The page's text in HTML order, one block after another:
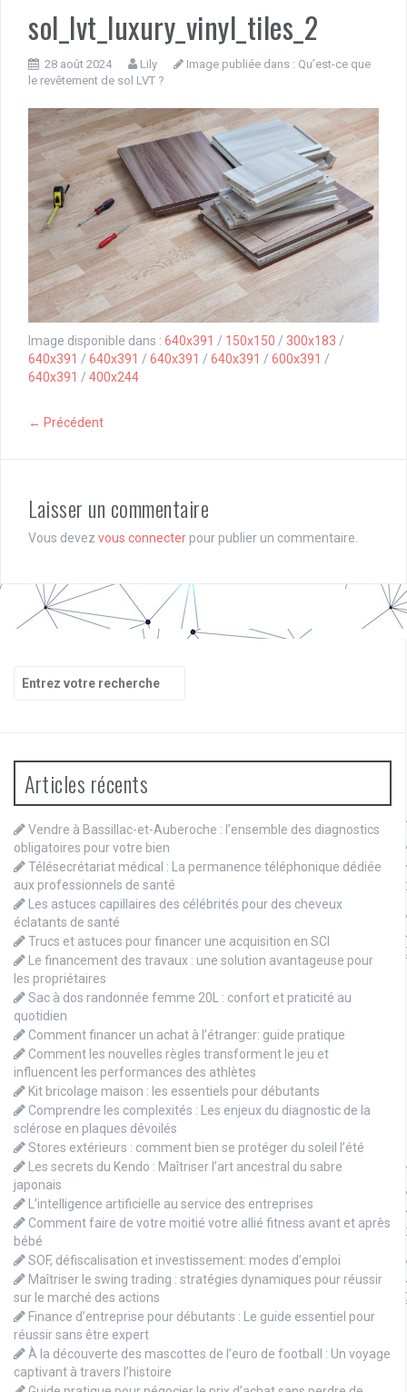
sol_lvt_luxury_vinyl_tiles_2
28 août 2024 Lily Image publiée dans : Qu’est-ce que
le revêtement de sol LVT ?
Image disponible dans : 640x391 / 150x150 / 300x183 /
640x391 / 640x391 / 640x391 / 640x391 / 600x391 /
640x391 / 400x244
← Précédent
Laisser un commentaire
Vous devez vous connecter pour publier un commentaire.
pour
Articles récents
Vendre à Bassillac-et-Auberoche : l’ensemble des diagnostics
obligatoires pour votre bien
Télésecrétariat médical : La permanence téléphonique dédiée
aux professionnels de santé
Les astuces capillaires des célébrités pour des cheveux
éclatants de santé
Trucs et astuces pour financer une acquisition en SCI
Le financement des travaux : une solution avantageuse pour
les propriétaires
Sac à dos randonnée femme 20L : confort et praticité au
quotidien
Comment financer un achat à l’étranger: guide pratique
Comment les nouvelles règles transforment le jeu et
influencent les performances des athlètes
Kit bricolage maison : les essentiels pour débutants
Comprendre les complexités : Les enjeux du diagnostic de la
sclérose en plaques dévoilés
Stores extérieurs : comment bien se protéger du soleil l’été
Les secrets du Kendo : Maîtriser l’art ancestral du sabre
japonais
L’intelligence artificielle au service des entreprises
Comment faire de votre moitié votre allié fitness avant et après
bébé
SOF, défiscalisation et investissement: modes d’emploi
Maîtriser le swing trading : stratégies dynamiques pour réussir
sur le marché des actions
Finance d’entreprise pour débutants : Le guide essentiel pour
réussir sans être expert
À la découverte des mascottes de l’euro de football : Un voyage
captivant à travers l’histoire